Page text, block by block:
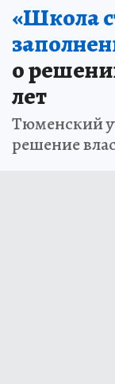
«Школа
о
лет
Тюменский
решение